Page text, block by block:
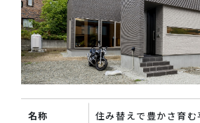
名称 住み替えで豊かさ育む